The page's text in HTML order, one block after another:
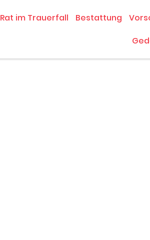
Rat im Trauerfall Bestattung